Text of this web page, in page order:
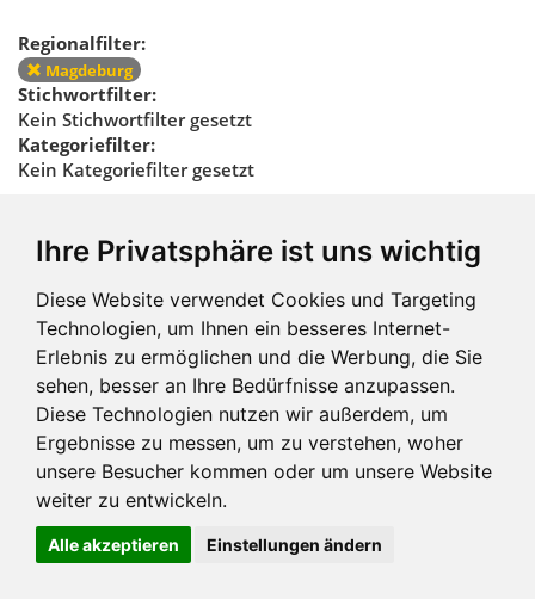
Ihre Privatsphäre ist uns wichtig
Diese Website verwendet Cookies und Targeting
Technologien, um Ihnen ein besseres Internet-
Erlebnis zu ermöglichen und die Werbung, die Sie
sehen, besser an Ihre Bedürfnisse anzupassen.
Diese Technologien nutzen wir außerdem, um
Ergebnisse zu messen, um zu verstehen, woher
unsere Besucher kommen oder um unsere Website
weiter zu entwickeln.
Alle akzeptieren Einstellungen ändern
Regionalfilter:
Magdeburg
Stichwortfilter:
Kein Stichwortfilter gesetzt
Kategoriefilter:
Kein Kategoriefilter gesetzt
Regionalfilter
zurücksetzen
Impressum und mehr